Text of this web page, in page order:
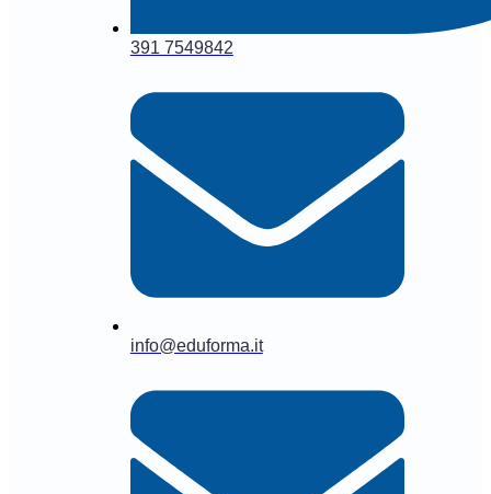
391 7549842
info@eduforma.it